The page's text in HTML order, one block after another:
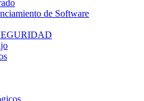
de Software